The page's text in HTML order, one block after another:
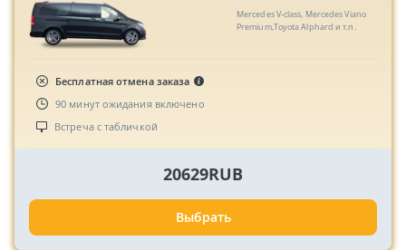
Mercedes V-class, Mercedes Viano
Premium,Toyota Alphard и т.п.
Бесплатная отмена заказа
90 минут ожидания включено
Встреча с табличкой
20629RUB
Выбрать